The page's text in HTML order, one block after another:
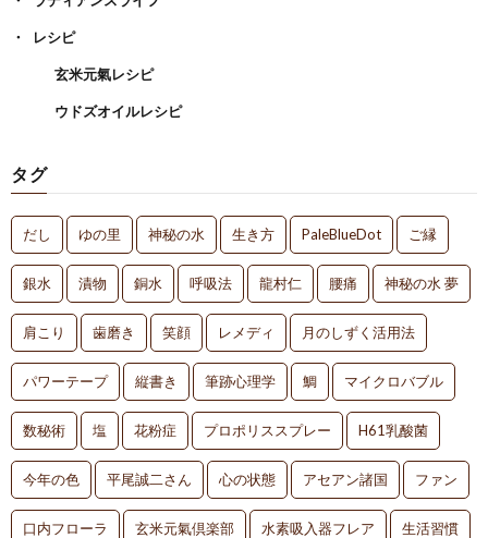
レシピ
玄米元氣レシピ
ウドズオイルレシピ
タグ
だし ゆの里 神秘の水 生き方 PaleBlueDot ご縁
銀水 漬物 銅水 呼吸法 龍村仁 腰痛 神秘の水 夢
肩こり 歯磨き 笑顔 レメディ 月のしずく活用法
パワーテープ 縦書き 筆跡心理学 鯛 マイクロバブル
数秘術 塩 花粉症 プロポリススプレー H61乳酸菌
今年の色 平尾誠二さん 心の状態 アセアン諸国 ファン
口内フローラ 玄米元氣倶楽部 水素吸入器フレア 生活習慣